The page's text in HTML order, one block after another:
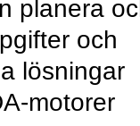
planera
och
lösningar
motorer